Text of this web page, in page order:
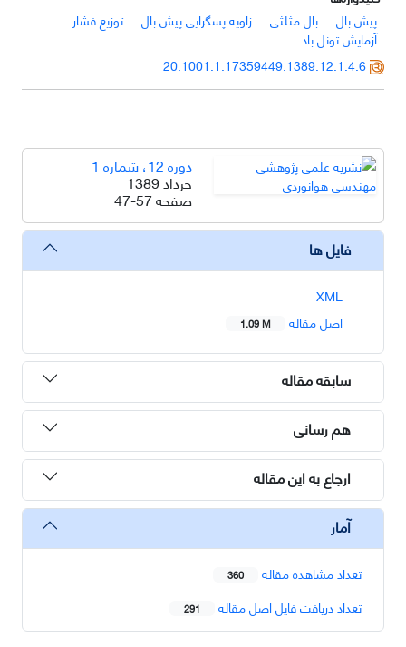
پیش بال
بال مثلثی زاویه پسگرایی پیش بال
توزیع فشار
آزمایش تونل باد
20.1001.1.17359449.1389.12.1.4.6
دوره 12، شماره 1
خرداد 1389
صفحه47-57
فایل ها
XML
اصل مقاله
1.09 M
سابقه مقاله
هم رسانی
ارجاع به این مقاله
آمار
تعداد مشاهده مقاله 360
تعداد دریافت فایل اصل مقاله 291